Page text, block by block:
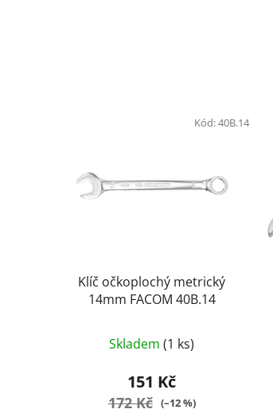
Klíč očkoplochý metrický
14mm FACOM 40B.14
Skladem(1 ks)
151 Kč
172 Kč (–12 %)
Kód:40B.14